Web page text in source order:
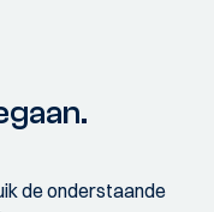
de onderstaande